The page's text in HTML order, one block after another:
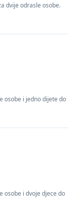
dvije odrasle osobe.
osobe i jedno dijete do
osobe i dvoje djece do